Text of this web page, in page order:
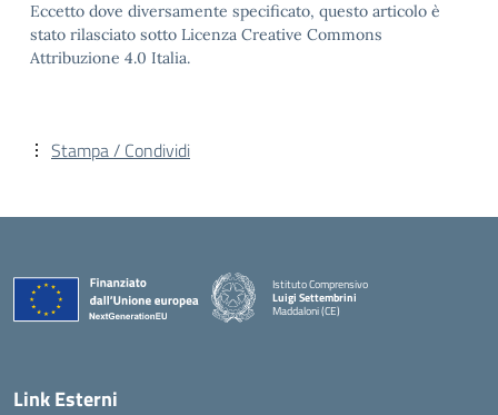
Eccetto dove diversamente specificato, questo articolo è
stato rilasciato sotto Licenza Creative Commons
Attribuzione 4.0 Italia.
Stampa / Condividi
Istituto Comprensivo
Luigi Settembrini
Maddaloni (CE)
Link Esterni